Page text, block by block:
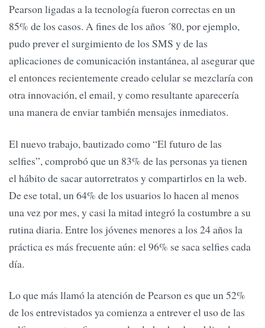
Pearson ligadas a la tecnología fueron correctas en un
85% de los casos. A fines de los años ´80, por ejemplo,
pudo prever el surgimiento de los SMS y de las
aplicaciones de comunicación instantánea, al asegurar que
el entonces recientemente creado celular se mezclaría con
otra innovación, el email, y como resultante aparecería
una manera de enviar también mensajes inmediatos.
El nuevo trabajo, bautizado como “El futuro de las
selfies”, comprobó que un 83% de las personas ya tienen
el hábito de sacar autorretratos y compartirlos en la web.
De ese total, un 64% de los usuarios lo hacen al menos
una vez por mes, y casi la mitad integró la costumbre a su
rutina diaria. Entre los jóvenes menores a los 24 años la
práctica es más frecuente aún: el 96% se saca selfies cada
día.
Lo que más llamó la atención de Pearson es que un 52%
de los entrevistados ya comienza a entrever el uso de las